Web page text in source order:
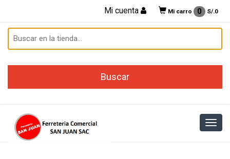
Mi cuenta Mi carro 0 S/.0